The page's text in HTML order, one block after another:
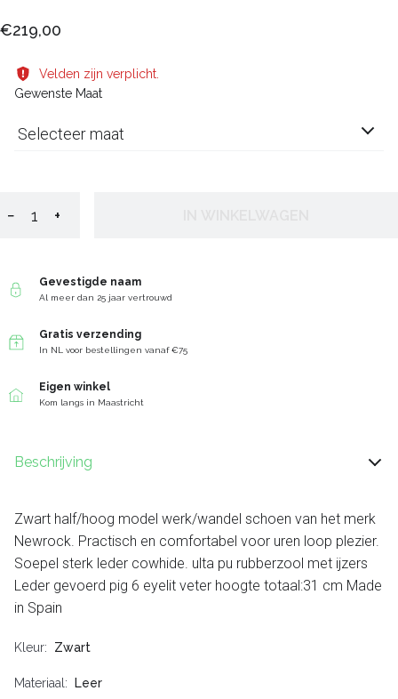
€219,00
Velden zijn verplicht.
Gewenste Maat
Selecteer maat
− +
Gevestigde naam
Al meer dan 25 jaar vertrouwd
Gratis verzending
In NL voor bestellingen vanaf €75
Eigen winkel
Kom langs in Maastricht
Beschrijving
Zwart half/hoog model werk/wandel schoen van het merk
Newrock. Practisch en comfortabel voor uren loop plezier.
Soepel sterk leder cowhide. ulta pu rubberzool met ijzers
Leder gevoerd pig 6 eyelit veter hoogte totaal:31 cm Made
in Spain
Kleur Zwart
Materiaal Leer